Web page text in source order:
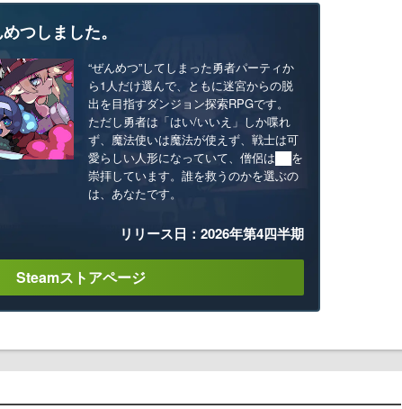
つしました。
“ぜんめつ”してしまった勇者パーティか
ら1人だけ選んで、ともに迷宮からの脱
出を目指すダンジョン探索RPGです。
ただし勇者は「はい/いいえ」しか喋れ
ず、魔法使いは魔法が使えず、戦士は可
愛らしい人形になっていて、僧侶は██を
崇拝しています。誰を救うのかを選ぶの
は、あなたです。
リリース日：2026年第4四半期
Steamストアページ